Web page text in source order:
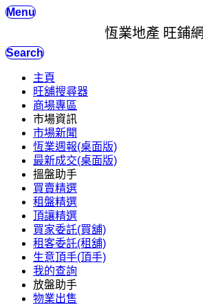
Menu
恆業地產 旺鋪網
Search
主頁
旺舖搜尋器
商場專區
市場資訊
市場新聞
恆業週報(桌面版)
最新成交(桌面版)
搵盤助手
買賣精選
租盤精選
頂讓精選
買家委託(買舖)
租客委託(租舖)
生意頂手(頂手)
我的查詢
放盤助手
物業出售